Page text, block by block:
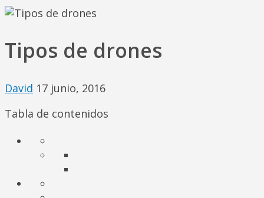
Tipos de drones
David 17 junio, 2016
Tabla de contenidos